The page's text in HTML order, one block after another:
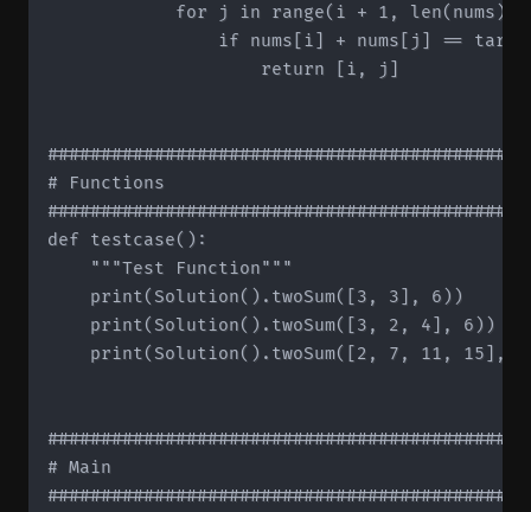
            for j in range(i + 1, len(nums)):
if nums[i] + nums[j] ==
                    return [i, j]
# Functions
def testcase():
    """Test Function"""
    print(Solution().twoSum([3, 3], 6))
    print(Solution().twoSum([3, 2, 4], 6))
print(Solution().twoSum([2, 7, 11, 15],
# Main